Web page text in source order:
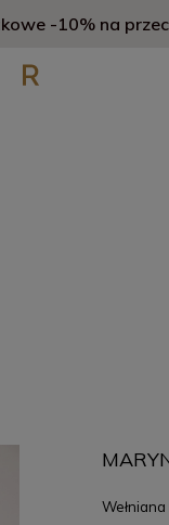
-10% na